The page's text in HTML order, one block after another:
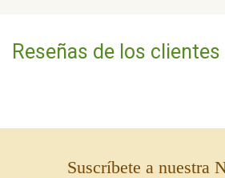
Reseñas de los clientes
Suscríbete a nuestra